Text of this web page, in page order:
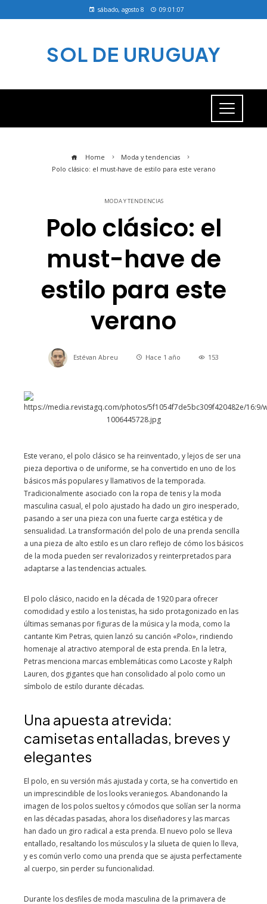
sábado, agosto 8 09:01:08
SOL DE URUGUAY
Home
Moda y tendencias
Polo clásico: el must-have de estilo para este verano
MODA Y TENDENCIAS
Polo clásico: el
must-have de
estilo para este
verano
Estévan Abreu Hace 1 año 153
Este verano, el polo clásico se ha reinventado, y lejos de ser una
pieza deportiva o de uniforme, se ha convertido en uno de los
básicos más populares y llamativos de la temporada.
Tradicionalmente asociado con la ropa de tenis y la moda
masculina casual, el polo ajustado ha dado un giro inesperado,
pasando a ser una pieza con una fuerte carga estética y de
sensualidad. La transformación del polo de una prenda sencilla
a una pieza de alto estilo es un claro reflejo de cómo los básicos
de la moda pueden ser revalorizados y reinterpretados para
adaptarse a las tendencias actuales.
El polo clásico, nacido en la década de 1920 para ofrecer
comodidad y estilo a los tenistas, ha sido protagonizado en las
últimas semanas por figuras de la música y la moda, como la
cantante Kim Petras, quien lanzó su canción «Polo», rindiendo
homenaje al atractivo atemporal de esta prenda. En la letra,
Petras menciona marcas emblemáticas como Lacoste y Ralph
Lauren, dos gigantes que han consolidado al polo como un
símbolo de estilo durante décadas.
Una apuesta atrevida:
camisetas entalladas, breves y
elegantes
El polo, en su versión más ajustada y corta, se ha convertido en
un imprescindible de los looks veraniegos. Abandonando la
imagen de los polos sueltos y cómodos que solían ser la norma
en las décadas pasadas, ahora los diseñadores y las marcas
han dado un giro radical a esta prenda. El nuevo polo se lleva
entallado, resaltando los músculos y la silueta de quien lo lleva,
y es común verlo como una prenda que se ajusta perfectamente
al cuerpo, sin perder su funcionalidad.
Durante los desfiles de moda masculina de la primavera de